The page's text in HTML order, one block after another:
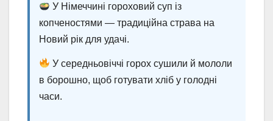
У Німеччині гороховий суп із
копченостями — традиційна страва на
Новий рік для удачі.
У середньовіччі горох сушили й мололи
в борошно, щоб готувати хліб у голодні
часи.